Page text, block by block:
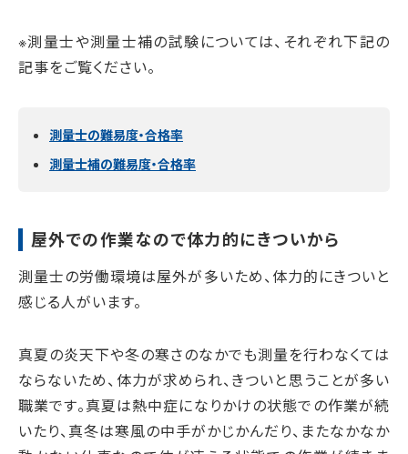
※測量士や測量士補の試験については、それぞれ下記の
記事をご覧ください。
測量士の難易度・合格率
測量士補の難易度・合格率
屋外での作業なので体力的にきついから
測量士の労働環境は屋外が多いため、体力的にきついと
感じる人がいます。
真夏の炎天下や冬の寒さのなかでも測量を行わなくては
ならないため、体力が求められ、きついと思うことが多い
職業です。真夏は熱中症になりかけの状態での作業が続
いたり、真冬は寒風の中手がかじかんだり、またなかなか